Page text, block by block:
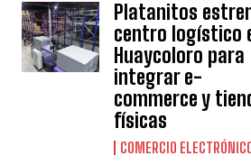
Platanitos
centro logístico
Huaycoloro para
integrar e-
commerce y
físicas
COMERCIO